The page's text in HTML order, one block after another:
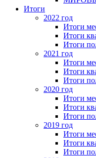
Итоги
2022 год
Итоги
Итоги
Итоги
2021 год
Итоги
Итоги
Итоги
2020 год
Итоги
Итоги
Итоги
2019 год
Итоги
Итоги
Итоги